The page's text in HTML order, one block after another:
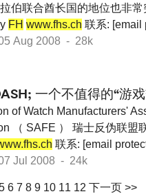
伯联合酋长国的地位也非
FH www.fhs.ch 联系: [email
Aug 2008 - 28k
一个不值得的“游
of Watch Manufacturers'
（ SAFE ） 瑞士反伪联盟
联系: [email
Jul 2008 - 24k
6 7 8 9 10 11 12 下一页 >>